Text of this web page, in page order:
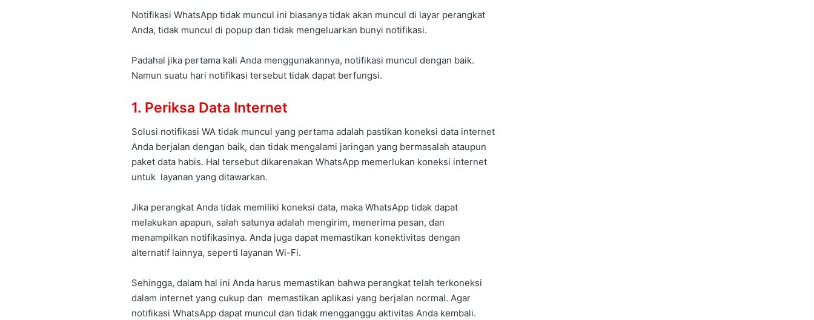
Notifikasi WhatsApp tidak muncul ini biasanya tidak akan muncul di layar perangkat
Anda, tidak muncul di popup dan tidak mengeluarkan bunyi notifikasi.
Padahal jika pertama kali Anda menggunakannya, notifikasi muncul dengan baik.
Namun suatu hari notifikasi tersebut tidak dapat berfungsi.
1. Periksa Data Internet
Solusi notifikasi WA tidak muncul yang pertama adalah pastikan koneksi data internet
Anda berjalan dengan baik, dan tidak mengalami jaringan yang bermasalah ataupun
paket data habis. Hal tersebut dikarenakan WhatsApp memerlukan koneksi internet
untuk layanan yang ditawarkan.
Jika perangkat Anda tidak memiliki koneksi data, maka WhatsApp tidak dapat
melakukan apapun, salah satunya adalah mengirim, menerima pesan, dan
menampilkan notifikasinya. Anda juga dapat memastikan konektivitas dengan
alternatif lainnya, seperti layanan Wi-Fi.
Sehingga, dalam hal ini Anda harus memastikan bahwa perangkat telah terkoneksi
dalam internet yang cukup dan memastikan aplikasi yang berjalan normal. Agar
notifikasi WhatsApp dapat muncul dan tidak mengganggu aktivitas Anda kembali.